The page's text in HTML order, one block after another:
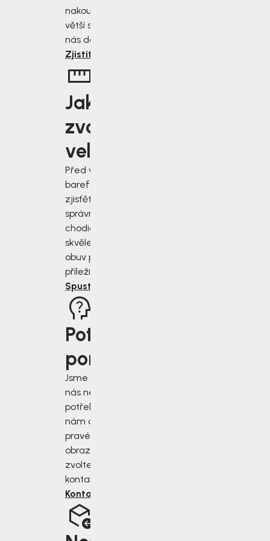
nakoupíte, tím
větší slevu od
nás dostanete.
Zjistit více
Jakou
zvolit
velikost?
Před výběrem
barefoot bot
zjisťěte jak
správně změřit
chodidla a vybrat
skvěle padnoucí
obuv pro každou
příležitost.
Spustit rádce
Potřebujete
poradit?
Jsme tu pro vás, když
nás nejvíce
potřebujete. Napište
nám do chatu v
pravém dolním rohu
obrazovky, nebo
zvolte jiný druh
kontaktu.
Kontaktujte nás